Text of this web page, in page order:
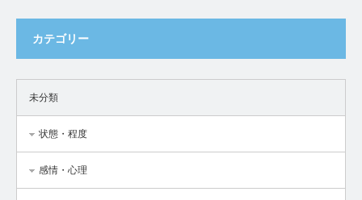
カテゴリー
未分類
状態・程度
感情・心理